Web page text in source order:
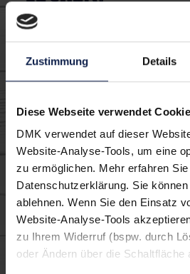
Zustimmung Details
Diese Webseite verwendet
DMK verwendet auf dieser
Website-Analyse-Tools, um eine
zu ermöglichen. Mehr erfahren
Datenschutzerklärung. Sie
ablehnen. Wenn Sie den Einsatz
Website-Analyse-Tools
zu Ihrem Widerruf (bspw. durch
oder Ändern über die Schaltfläche
Getränk Sommer
Kaffee
Verwendete
Produkte: